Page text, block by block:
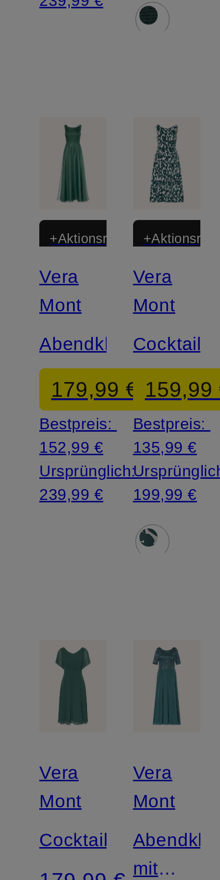
+Aktionsrabatt
Vera
Mont
Abendkleid
179,99 €
Bestpreis:
152,99 €
Ursprünglich:
239,99 €
Vera
Mont
159,99
Bestpreis:
135,99 €
199,99 €
Vera
Mont
Cocktailkleid
Vera
Mont
mit